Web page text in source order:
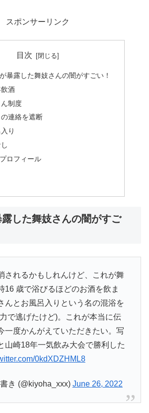
スポンサーリンク
目次
暴露した舞妓さんの闇がすごい！
酒
ん制度
連絡を遮断
り
ロフィール
した舞妓さんの闇がすご
されるかもしれんけど、これが舞
16 歳で浴びるほどのお酒を飲ま
んとお風呂入りという名の混浴を
で逃げたけど)。これが本当に伝
一度かんがえていただきたい。写
山崎18年一気飲み大会で勝利した
0kdXDZHML8
き (@kiyoha_xxx) June 26, 2022